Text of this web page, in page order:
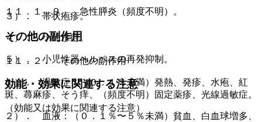
１１．１．９． 急性膵炎（頻度不明）。
その他の副作用
１１．２． その他の副作用
１）． 過敏症：（０．１％未満）発熱、発疹、水疱、紅
斑、蕁麻疹、そう痒、（頻度不明）固定薬疹、光線過敏症。
２）． 血液：（０．１％〜５％未満）貧血、白血球増多、
３）． 帯状疱疹。
４）． 小児水痘。
５）． 小児性器ヘルペスの再発抑制。
効能・効果に関連する注意
（効能又は効果に関連する注意）